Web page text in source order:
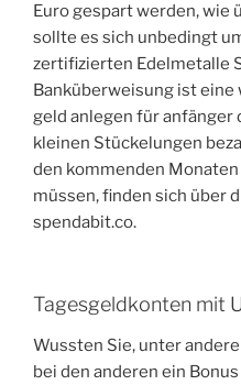
Euro gespart werden, wie
sollte es sich unbedingt
zertifizierten Edelmetalle
Banküberweisung ist
geld anlegen für anfänger
kleinen Stückelungen
den kommenden
müssen, finden sich über
spendabit.co.
Tagesgeldkonten mit
Wussten Sie, unter
bei den anderen ein